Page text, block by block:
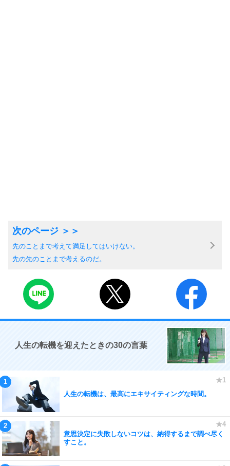
先のことまで考えて満足してはいけない。
先の先のことまで考えるのだ。
人生の転機を迎えたときの30の言葉
人生の転機は、最高にエキサイティングな時間。
意思決定に失敗しないコツは、納得するまで調べ尽く
すこと。